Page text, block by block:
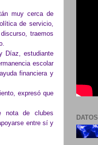
muy cerca de
de servicio,
traemos
Díaz, estudiante
escolar
financiera y
expresó que
nota de clubes
entre sí y